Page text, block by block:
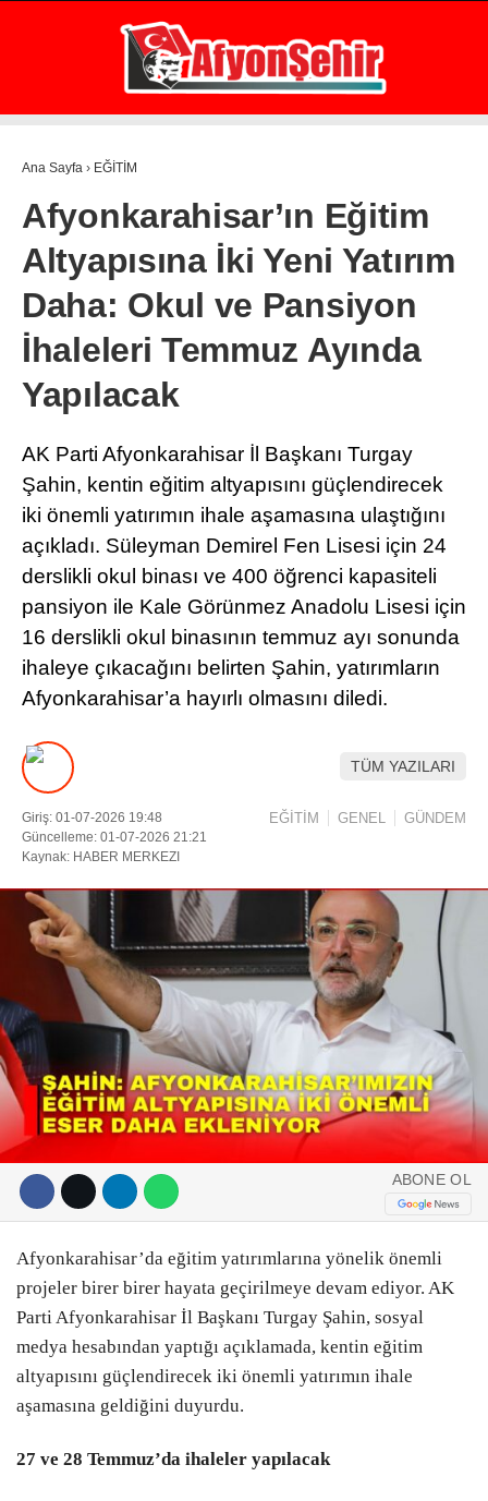
WhatsApp İhbar Hattı
Facebook
Instagram
22.3 °
AFYON
GÜNDEM
EKONOMİ
ASAYİŞ
POLİTİKA
SPOR
SAĞLIK
İLÇE
ÇEVRE
RESMI İLANLAR
E-GAZETE
CANLI YAYIN
Ana Sayfa › EĞİTİM
Afyonkarahisar’ın Eğitim
Altyapısına İki Yeni Yatırım
Daha: Okul ve Pansiyon
İhaleleri Temmuz Ayında
Yapılacak
AK Parti Afyonkarahisar İl Başkanı Turgay
Şahin, kentin eğitim altyapısını güçlendirecek
iki önemli yatırımın ihale aşamasına ulaştığını
açıkladı. Süleyman Demirel Fen Lisesi için 24
derslikli okul binası ve 400 öğrenci kapasiteli
pansiyon ile Kale Görünmez Anadolu Lisesi için
16 derslikli okul binasının temmuz ayı sonunda
ihaleye çıkacağını belirten Şahin, yatırımların
Afyonkarahisar’a hayırlı olmasını diledi.
TÜM YAZILARI
Giriş: 01-07-2026 19:48
Güncelleme: 01-07-2026 21:21
Kaynak: HABER MERKEZI
EĞİTİM GENEL GÜNDEM
ABONE OL
Afyonkarahisar’da eğitim yatırımlarına yönelik önemli
projeler birer birer hayata geçirilmeye devam ediyor. AK
Parti Afyonkarahisar İl Başkanı Turgay Şahin, sosyal
medya hesabından yaptığı açıklamada, kentin eğitim
altyapısını güçlendirecek iki önemli yatırımın ihale
aşamasına geldiğini duyurdu.
27 ve 28 Temmuz’da ihaleler yapılacak